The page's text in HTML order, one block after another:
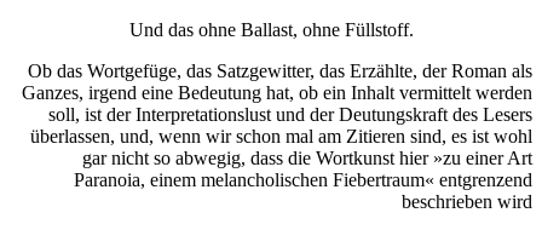
Und das ohne Ballast, ohne Füllstoff.
Ob das Wortgefüge, das Satzgewitter, das Erzählte, der Roman als
Ganzes, irgend eine Bedeutung hat, ob ein Inhalt vermittelt werden
soll, ist der Interpretationslust und der Deutungskraft des Lesers
überlassen, und, wenn wir schon mal am Zitieren sind, es ist wohl
gar nicht so abwegig, dass die Wortkunst hier »zu einer Art
Paranoia, einem melancholischen Fiebertraum« entgrenzend
beschrieben wird